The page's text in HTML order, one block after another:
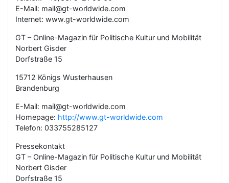
E-Mail: mail@gt-worldwide.com
Internet: www.gt-worldwide.com
GT – Online-Magazin für Politische Kultur und Mobilität
Norbert Gisder
Dorfstraße 15
15712 Königs Wusterhausen
Brandenburg
E-Mail: mail@gt-worldwide.com
Homepage: http://www.gt-worldwide.com
Telefon: 033755285127
Pressekontakt
GT – Online-Magazin für Politische Kultur und Mobilität
Norbert Gisder
Dorfstraße 15